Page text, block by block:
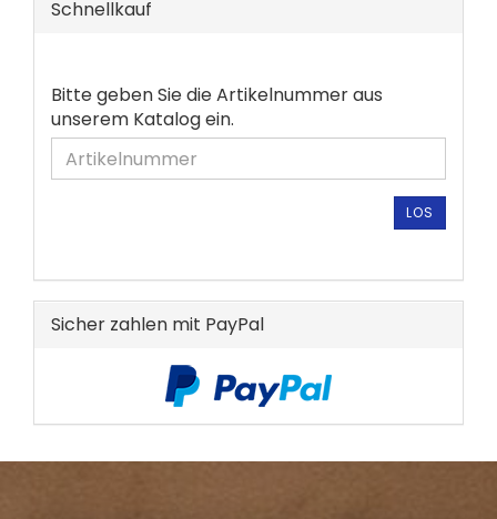
Schnellkauf
BITTE
GEBEN
SIE
DIE
EIN.
Bitte geben Sie die Artikelnummer aus
unserem Katalog ein.
LOS
Sicher zahlen mit PayPal